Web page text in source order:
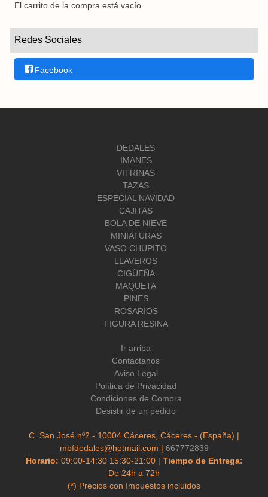
El carrito de la compra está vacío
Redes Sociales
Facebook
DEDALES
IMANES
VITRINAS
TAZAS
ESPECIAL NAVIDAD
CAJITAS
BOLA DE NIEVE
MINIATURAS
VASO CHUPITO
LLAVEROS
CIGÜEÑA
MAQUETA
PINES
ROSARIOS
FIGURA RESINA
Ir arriba
Contáctanos
Aviso Legal
Política de Privacidad
Condiciones de Compra
Desistir de un pedido
C. San José nº2 - 10004 Cáceres, Cáceres - (España) |
mbfdedales@hotmail.com | 667772839
Horario: 09:00-14:30 15:30-21:00 | Tiempo de Entrega:
De 24h a 72h
(*) Precios con Impuestos incluidos